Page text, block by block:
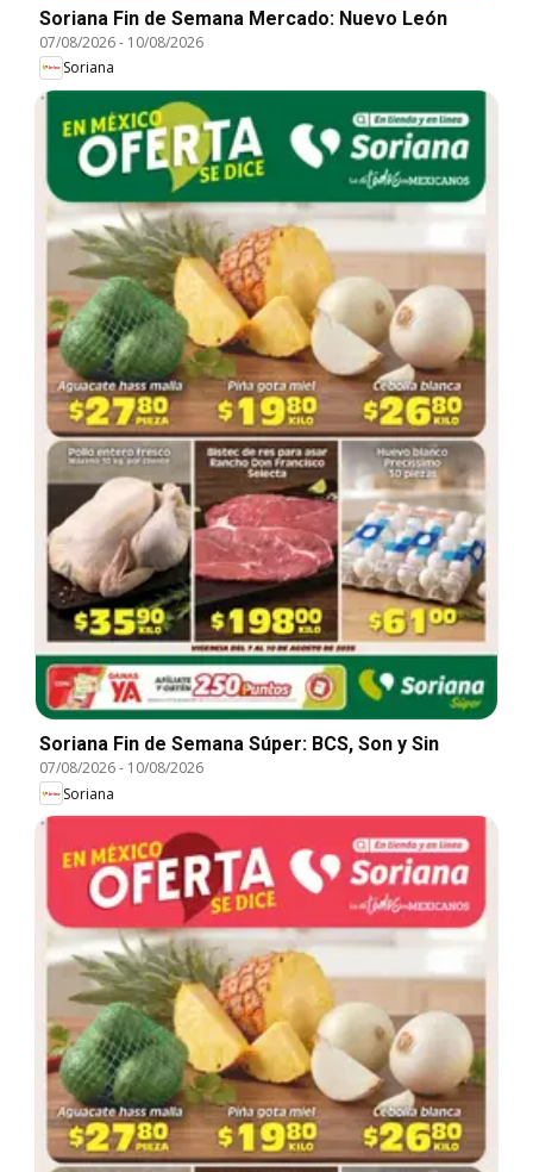
Soriana Fin de Semana Mercado: Nuevo León
07/08/2026- 10/08/2026
Soriana
Soriana Fin de Semana Súper: BCS, Son y Sin
07/08/2026- 10/08/2026
Soriana